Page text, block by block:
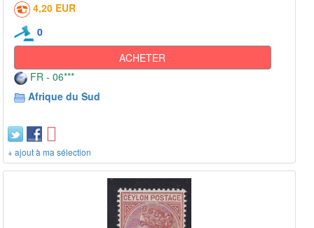
4,20 EUR
0
ACHETER
FR - 06***
Afrique du Sud
+ ajout à ma sélection